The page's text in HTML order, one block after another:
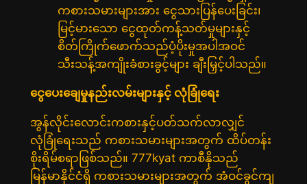
ကစားသမားများအား ငွေသားပြန်ပေးခြင်း၊
မြင့်မားသော ငွေထုတ်ကန့်သတ်မှုများနှင့်
စိတ်ကြိုက်ဖောက်သည်ပံ့ပိုးမှုအပါအဝင်
သီးသန့်အကျိုးခံစားခွင့်များ ချီးမြှင့်ပါသည်။
ငွေပေးချေမှုနည်းလမ်းများနှင့် လုံခြုံရေး
အွန်လိုင်းလောင်းကစားနှင့်ပတ်သက်လာလျှင်
လုံခြုံရေးသည် ကစားသမားများအတွက် ထိပ်တန်း
စိုးရိမ်စရာဖြစ်သည်။ 777kyat ကာစီနိုသည်
မြန်မာနိုင်ငံရှိ ကစားသမားများအတွက် အံဝင်ခွင်ကျ